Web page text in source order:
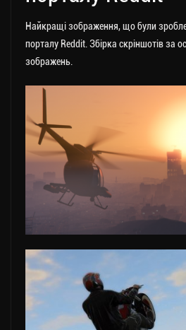
Найкращі зображення, що були
порталу Reddit. Збірка скріншотів за
зображень.